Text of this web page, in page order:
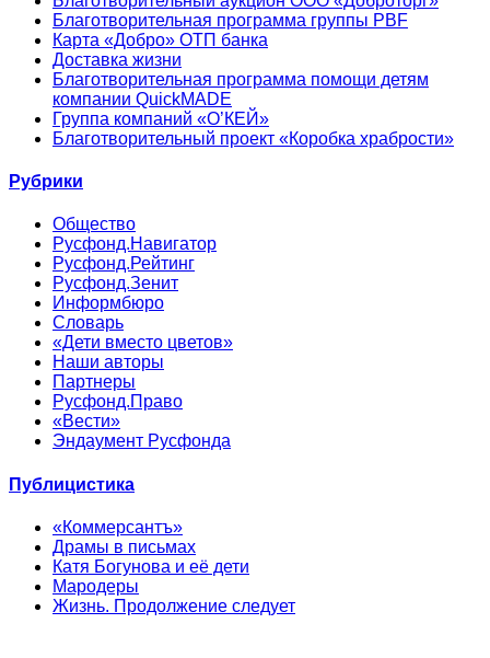
Благотворительная программа группы PBF
Карта «Добро» ОТП банка
Доставка жизни
Благотворительная программа помощи детям
компании QuickMADE
Группа компаний «О’КЕЙ»
Благотворительный проект «Коробка храбрости»
Рубрики
Общество
Русфонд.Навигатор
Русфонд.Рейтинг
Русфонд.Зенит
Информбюро
Словарь
«Дети вместо цветов»
Наши авторы
Партнеры
Русфонд.Право
«Вести»
Эндаумент Русфонда
Публицистика
«Коммерсантъ»
Драмы в письмах
Катя Богунова и её дети
Мародеры
Жизнь. Продолжение следует